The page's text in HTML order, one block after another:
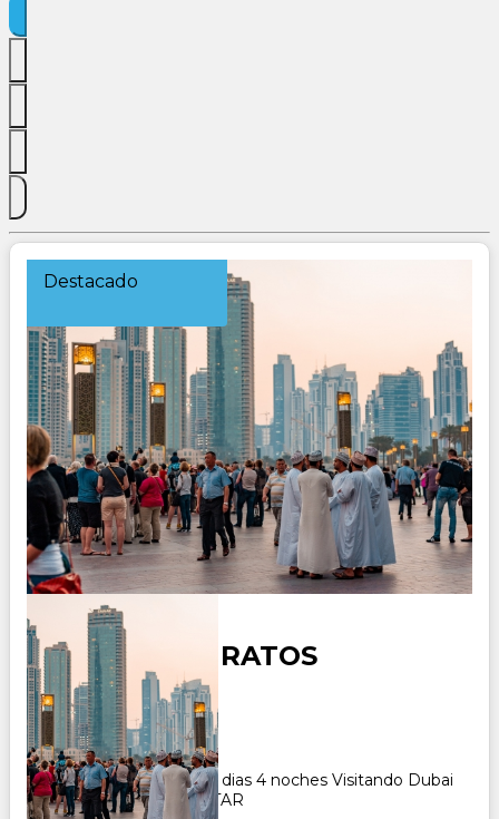
Destacado
DUBAI 3 EMIRATOS
Duración:
5Días4Noches
Paquete Turistico de 5 dias 4 noches Visitando Dubai
y Abu Dhabi CONSULTAR